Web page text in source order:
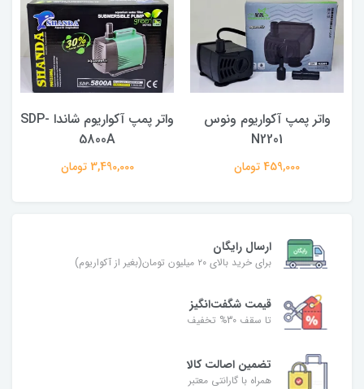
واتر پمپ آکواریوم ونوس
N2201
459,000 تومان
واتر پمپ آکواریوم شاندا SDP-
5800A
3,490,000 تومان
ارسال رایگان
برای خرید بالای ۲۰ میلیون تومان(بغیر از آکواریوم)
قیمت شگفت‌انگیز
تا سقف 30% تخفیف
تضمین اصالت کالا
همراه با گارانتی معتبر